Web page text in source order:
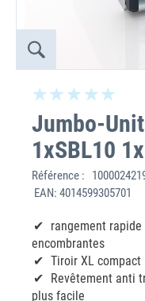
Jumbo-
1xSBL10
Référence :
EAN: 4014599305701
rangement
encombrantes
Tiroir XL compact
Revêtement anti
plus facile